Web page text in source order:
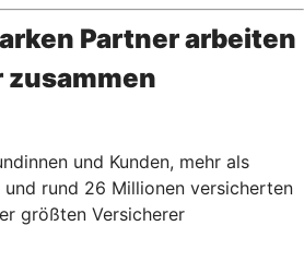
Partner arbeiten
zusammen
und Kunden, mehr als
rund 26 Millionen versicherten
größten Versicherer